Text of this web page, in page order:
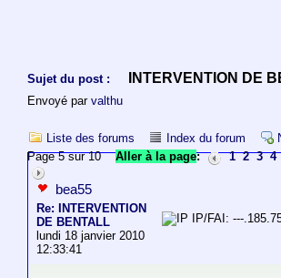
Sujet du post : INTERVENTION DE
Envoyé par valthu
Liste des forums Index du forum
Page 5 sur 10Aller à la page: 1 2 3 4
bea55
Re: INTERVENTION
DE BENTALL
lundi 18 janvier 2010
12:33:41
IP/FAI: ---